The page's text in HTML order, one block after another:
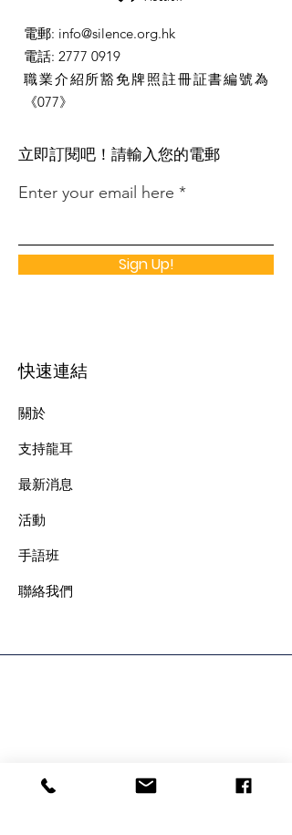
電郵: info@silence.org.hk
電話: 2777 0919
職業介紹所豁免牌照註冊証書編號為
《077》
​立即訂閱吧！請輸入您的電郵
Enter your email here
Sign Up!
快速連結
關於
支持龍耳
最新消息
​活動
手語班
​聯絡我們